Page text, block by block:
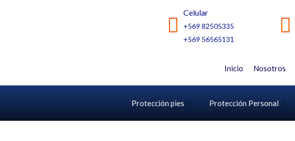
Celular
+569 82505335
+569 56565131
Inicio Nosotros
Protección pies Protección Personal